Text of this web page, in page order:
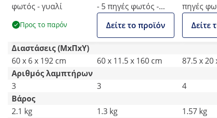
φωτός - γυαλί
Προς το παρόν
- 5 πηγές φωτός -
καπνιστό γυαλί
Δείτε το προϊόν
πηγές
Δείτε
Διαστάσεις (ΜxΠxΥ)
60 x 6 x 192 cm
60 x 11.5 x 160 cm
87.5 x 20
Αριθμός λαμπτήρων
3
3
4
Βάρος
2.1 kg
1.3 kg
1.57 kg